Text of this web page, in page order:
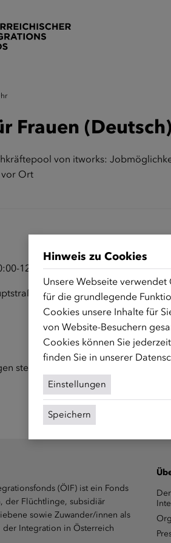
Frauen (Deutsch)
von itworks:
vor Ort
12:00 Uhr
26, 1030 Wien; Raum C 1.1
stehen wir unter
(ÖIF) ist ein Fonds
der Flüchtlinge, subsidiär
sowie Zuwander/innen als
Integration in Österreich
Hinweis zu Cookies
Unsere Webseite
für die grundlegende
Cookies unsere Inhalte für
von Website-Besuchern
Cookies können Sie
finden Sie in unserer
Einstellungen
Speichern